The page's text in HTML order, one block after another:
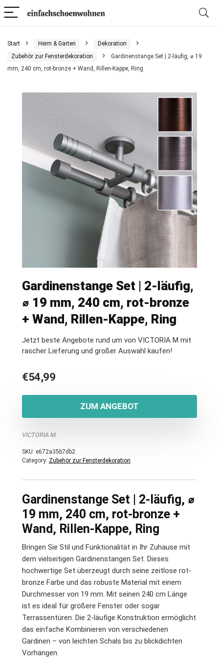
Start Heim & Garten
Dekoration
Zubehör zur Fensterdekoration
Gardinenstange Set | 2-läufig, ⌀ 19
mm, 240 cm, rot-bronze + Wand, Rillen-Kappe, Ring
Gardinenstange Set | 2-läufig,
⌀ 19 mm, 240 cm, rot-bronze
+ Wand, Rillen-Kappe, Ring
Jetzt beste Angebote rund um von VICTORIA M mit
rascher Lieferung und großer Auswahl kaufen!
€54,99
ZUM ANGEBOT
VICTORIA M
SKU: e672a35b7db2
Category: Zubehör zur Fensterdekoration
Gardinenstange Set | 2-läufig, ⌀
19 mm, 240 cm, rot-bronze +
Wand, Rillen-Kappe, Ring
Bringen Sie Stil und Funktionalität in Ihr Zuhause mit
dem vielseitigen Gardinenstangen Set. Dieses
hochwertige Set überzeugt durch seine zeitlose rot-
bronze Farbe und das robuste Material mit einem
Durchmesser von 19 mm. Mit seinen 240 cm Länge
ist es ideal für größere Fenster oder sogar
Terrassentüren. Die 2-läufige Konstruktion ermöglicht
das einfache Kombinieren von verschiedenen
Gardinen – von leichten Schals bis zu blickdichten
Vorhängen.